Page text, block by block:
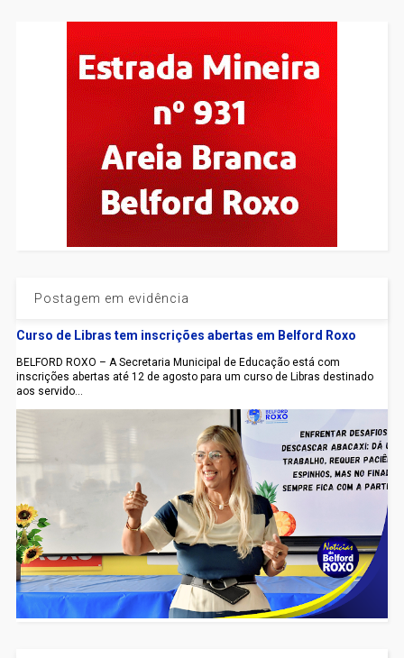
Postagem em evidência
Curso de Libras tem inscrições abertas em Belford Roxo
BELFORD ROXO – A Secretaria Municipal de Educação está com
inscrições abertas até 12 de agosto para um curso de Libras destinado
aos servido...